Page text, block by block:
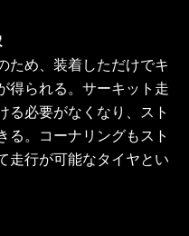
ため、装着しただけでキ
得られる。サーキット走
る必要がなくなり、スト
る。コーナリングもスト
走行が可能なタイヤとい